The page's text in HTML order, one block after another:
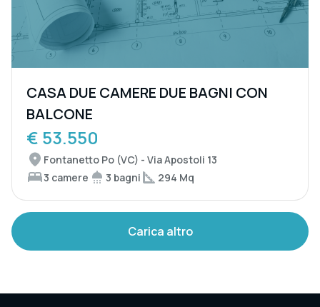
CASA DUE CAMERE DUE BAGNI CON
BALCONE
€ 53.550
Fontanetto Po (VC) - Via Apostoli 13
3 camere
3 bagni 294 Mq
Carica altro